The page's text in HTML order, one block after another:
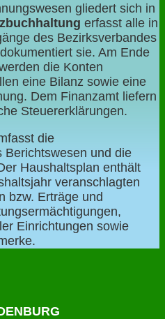
gliedert sich in
erfasst alle in
des Bezirksverbandes
sie. Am Ende
die Konten
eine Bilanz sowie eine
Dem Finanzamt liefern
Steuererklärungen.
die
Berichtswesen und die
Haushaltsplan enthält
veranschlagten
bzw. Erträge und
Einrichtungen sowie